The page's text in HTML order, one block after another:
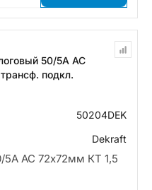
50/5А AC
подкл.
50204DEK
Dekraft
AC 72х72мм КТ 1,5